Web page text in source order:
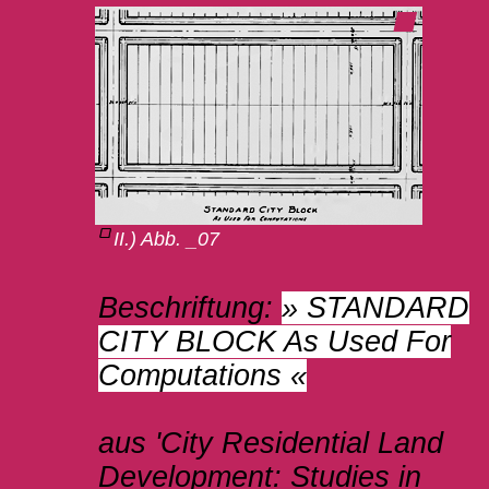
II.) Abb. _07
Beschriftung: » STANDARD
CITY BLOCK As Used For
Computations «
aus 'City Residential Land
Development: Studies in